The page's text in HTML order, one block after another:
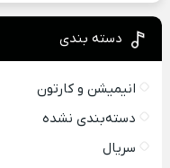
دسته بندی
انیمیشن و کارتون
دسته‌بندی نشده
سریال